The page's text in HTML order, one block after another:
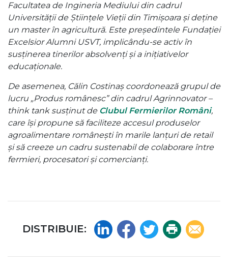
Facultatea de Ingineria Mediului din cadrul
Universității de Științele Vieții din Timișoara și deține
un master în agricultură. Este președintele Fundației
Excelsior Alumni USVT, implicându-se activ în
susținerea tinerilor absolvenți și a inițiativelor
educaționale.
De asemenea, Călin Costinaș coordonează grupul de
lucru „Produs românesc” din cadrul Agrinnovator –
think tank susținut de Clubul Fermierilor Români,
care își propune să faciliteze accesul produselor
agroalimentare românești în marile lanțuri de retail
și să creeze un cadru sustenabil de colaborare între
fermieri, procesatori și comercianți.
DISTRIBUIE: LinkedinFacebook
TwitterPrint Email